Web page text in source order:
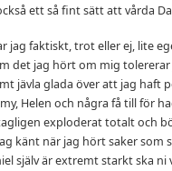
ett så fint sätt att vårda
jag faktiskt, trot eller ej, lite
det jag hört om mig tolererar
jävla glada över att jag haft
Helen och några få till för
exploderat totalt och
känt när jag hört saker som
själv är extremt starkt ska ni